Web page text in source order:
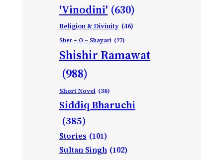
'Vinodini' (630)
Religion & Divinity (46)
Sher – O – Shayari (27)
Shishir Ramawat
(988)
Short Novel (38)
Siddiq Bharuchi
(385)
Stories (101)
Sultan Singh (102)